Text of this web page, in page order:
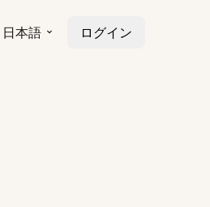
日本語 ログイン